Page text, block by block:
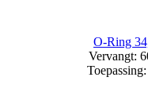
O-Ring
Vervangt:
Toepassing: